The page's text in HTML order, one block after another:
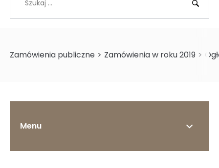
Szukaj
>
Zamówienia publiczne > Zamówienia w roku 2019 >
Menu